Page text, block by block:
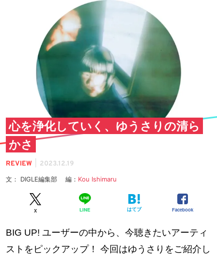
心を浄化していく、ゆうさりの清ら
かさ
REVIEW 2023.12.19
文： DIGLE編集部 編： Kou Ishimaru
X LINE はてブ Facebook
BIG UP! ユーザーの中から、今聴きたいアーティ
ストをピックアップ！ 今回はゆうさりをご紹介し